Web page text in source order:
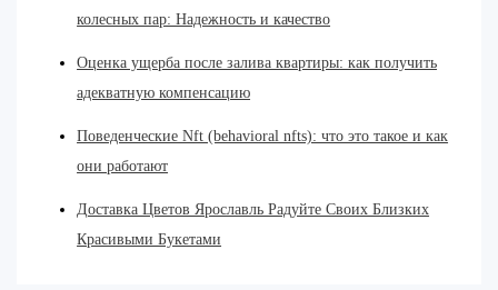
колесных пар: Надежность и качество
Оценка ущерба после залива квартиры: как получить
адекватную компенсацию
Поведенческие Nft (behavioral nfts): что это такое и как
они работают
Доставка Цветов Ярославль Радуйте Своих Близких
Красивыми Букетами